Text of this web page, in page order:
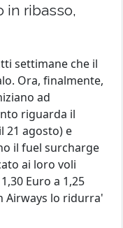
in ribasso,
settimane che il
Ora, finalmente,
ad
riguarda il
21 agosto) e
il fuel surcharge
ai loro voli
Euro a 1,25
Airways lo ridurra'